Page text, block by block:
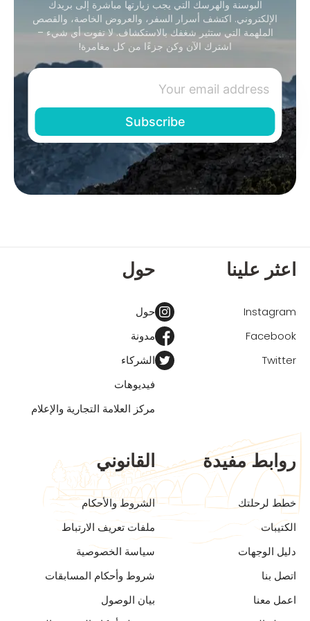
البوسنة والهرسك التي يجب زيارتها مباشرة إلى بريدك
الإلكتروني. اكتشف أسرار السفر، والعروض الخاصة، والقصص
الملهمة التي ستثير شغفك بالاستكشاف. لا تفوت أي شيء –
اشترك الآن وكن جزءًا من كل مغامرة!
اعثر علينا
Instagram
Facebook
Twitter
حول
حول
مدونة
الشركاء
فيديوهات
مركز العلامة التجارية والإعلام
روابط مفيدة
خطط لرحلتك
الكتيبات
دليل الوجهات
اتصل بنا
اعمل معنا
القانوني
الشروط والأحكام
ملفات تعريف الارتباط
سياسة الخصوصية
شروط وأحكام المسابقات
بيان الوصول